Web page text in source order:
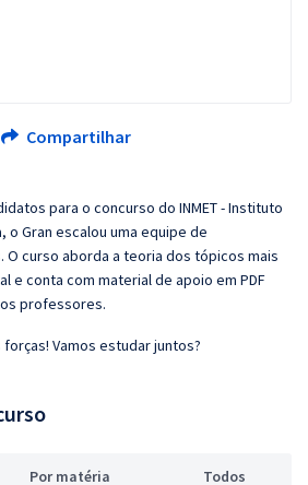
para o concurso do INMET - Instituto
o Gran escalou uma equipe de
curso aborda a teoria dos tópicos mais
e conta com material de apoio em PDF
professores.
Vamos estudar juntos?
Por matéria Todos
Compartilhar